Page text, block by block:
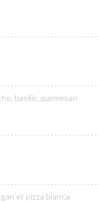
basilic, parmesan
et pizza bianca